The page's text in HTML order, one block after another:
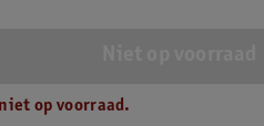
op voorraad.